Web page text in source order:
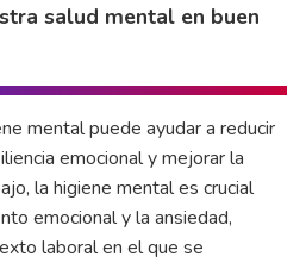
salud mental en buen
mental puede ayudar a reducir
emocional y mejorar la
la higiene mental es crucial
emocional y la ansiedad,
laboral en el que se